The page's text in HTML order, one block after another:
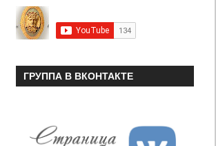
ГРУППА В ВКОНТАКТЕ